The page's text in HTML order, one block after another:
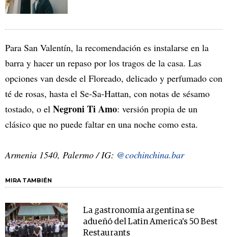
Para San Valentín, la recomendación es instalarse en la
barra y hacer un repaso por los tragos de la casa. Las
opciones van desde el Floreado, delicado y perfumado con
té de rosas, hasta el Se-Sa-Hattan, con notas de sésamo
tostado, o el Negroni Ti Amo: versión propia de un
clásico que no puede faltar en una noche como esta.
Armenia 1540, Palermo / IG: @cochinchina.bar
MIRA TAMBIÉN
La gastronomía argentina se
adueñó del Latin America's 50 Best
Restaurants